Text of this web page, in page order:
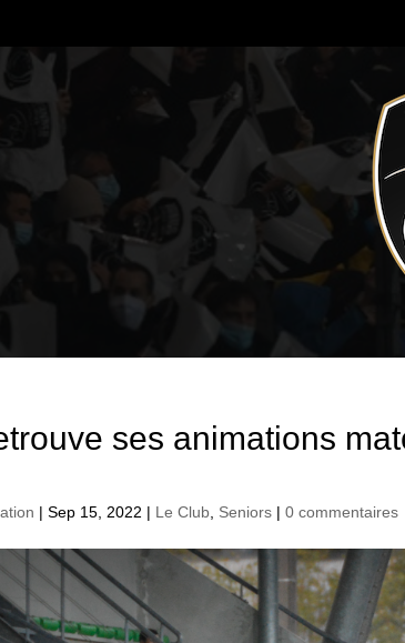
ses animations
|Sep 15, 2022 | Le Club, Seniors |0 commentaires